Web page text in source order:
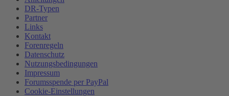
DR-Typen
Partner
Links
Kontakt
Forenregeln
Datenschutz
Nutzungsbedingungen
Impressum
Forumsspende per PayPal
Cookie-Einstellungen